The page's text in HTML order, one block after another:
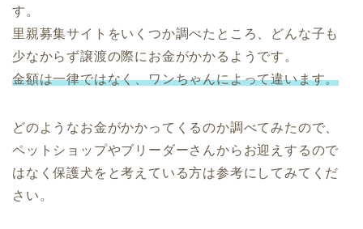
す。
里親募集サイトをいくつか調べたところ、どんな子も
少なからず譲渡の際にお金がかかるようです。
金額は一律ではなく、ワンちゃんによって違います。
どのようなお金がかかってくるのか調べてみたので、
ペットショップやブリーダーさんからお迎えするので
はなく保護犬をと考えている方は参考にしてみてくだ
さい。